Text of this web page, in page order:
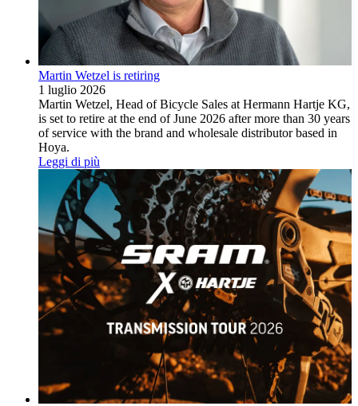
Martin Wetzel is retiring
1 luglio 2026
Martin Wetzel, Head of Bicycle Sales at Hermann Hartje KG,
is set to retire at the end of June 2026 after more than 30 years
of service with the brand and wholesale distributor based in
Hoya.
Leggi di più